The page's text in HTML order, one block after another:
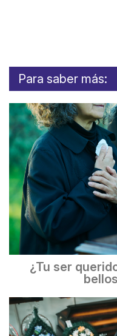
Para saber más:
¿Tu ser